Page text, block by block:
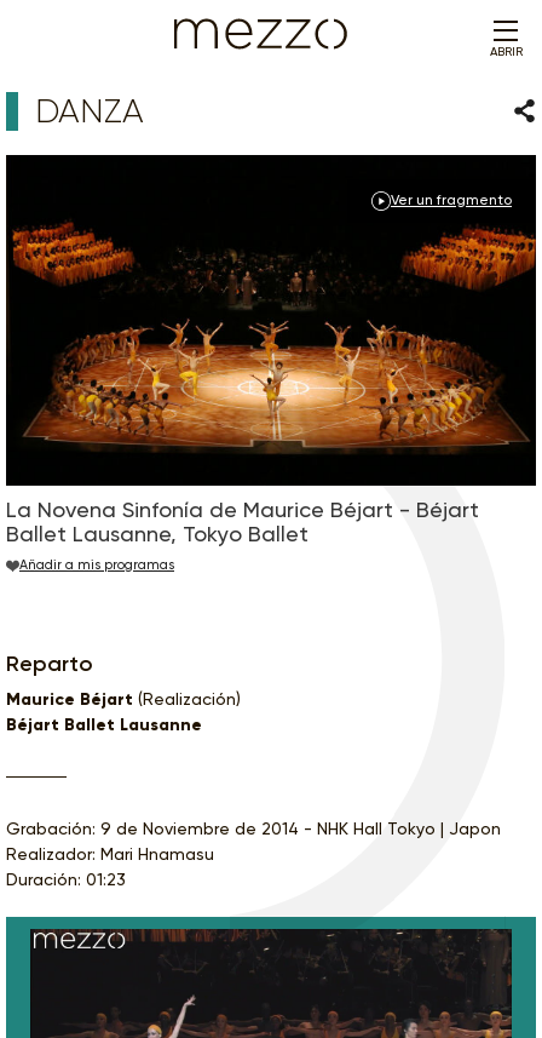
ABRIR
DANZA
La Novena Sinfonía de Maurice Béjart - Béjart
Ballet Lausanne, Tokyo Ballet
Ver un fragmento
Añadir a mis programas
Reparto
Maurice Béjart (Realización)
Béjart Ballet Lausanne
Grabación: 9 de Noviembre de 2014 - NHK Hall Tokyo | Japon
Realizador: Mari Hnamasu
Duración: 01:23